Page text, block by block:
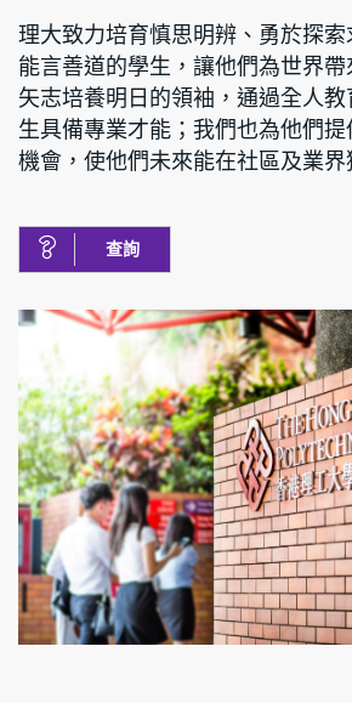
理大致力培育慎思明辨、勇於探索
能言善道的學生，讓他們為世界
矢志培養明日的領袖，通過全人
生具備專業才能；我們也為他們
機會，使他們未來能在社區及業界
查詢